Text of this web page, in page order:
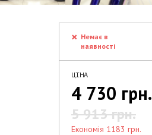
Немає в
наявності
ЦІНА
4 730 грн.
5 913 грн.
економія 1183 грн.